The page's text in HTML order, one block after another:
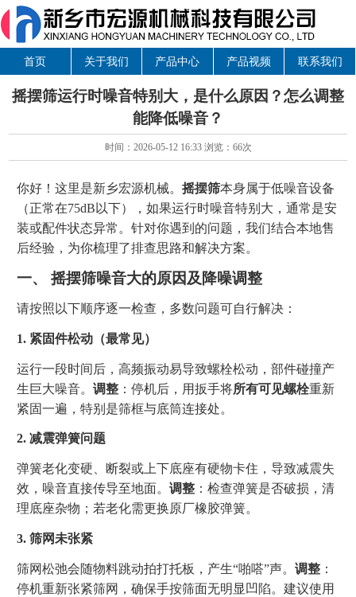
首页 关于我们 产品中心 产品视频 联系我们
摇摆筛运行时噪音特别大，是什么原因？怎么调整
能降低噪音？
时间：2026-05-12 16:33 浏览： 66次
你好！这里是新乡宏源机械。 摇摆筛本身属于低噪音设备
（正常在75dB以下），如果运行时噪音特别大，通常是安
装或配件状态异常。针对你遇到的问题，我们结合本地售
后经验，为你梳理了排查思路和解决方案。
一、 摇摆筛噪音大的原因及降噪调整
请按照以下顺序逐一检查，多数问题可自行解决：
1. 紧固件松动（最常见）
运行一段时间后，高频振动易导致螺栓松动，部件碰撞产
生巨大噪音。 调整：停机后，用扳手将所有可见螺栓重新
紧固一遍，特别是筛框与底筒连接处。
2. 减震弹簧问题
弹簧老化变硬、断裂或上下底座有硬物卡住，导致减震失
效，噪音直接传导至地面。 调整：检查弹簧是否破损，清
理底座杂物；若老化需更换原厂橡胶弹簧。
3. 筛网未张紧
筛网松弛会随物料跳动拍打托板，产生“啪嗒”声。 调整：
停机重新张紧筛网，确保手按筛面无明显凹陷。建议使用